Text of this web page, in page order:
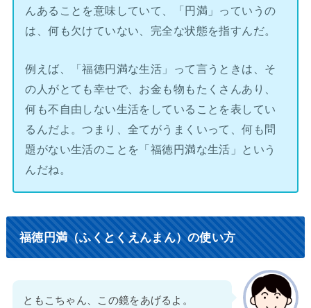
んあることを意味していて、「円満」っていうの
は、何も欠けていない、完全な状態を指すんだ。
例えば、「福徳円満な生活」って言うときは、そ
の人がとても幸せで、お金も物もたくさんあり、
何も不自由しない生活をしていることを表してい
るんだよ。つまり、全てがうまくいって、何も問
題がない生活のことを「福徳円満な生活」という
んだね。
福徳円満（ふくとくえんまん）の使い方
ともこちゃん、この鏡をあげるよ。